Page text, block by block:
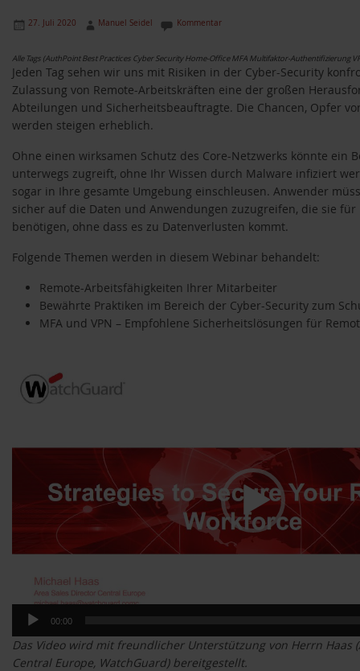
27. Juli 2020 Manuel Seidel Kommentar
Alle Tags (AuthPoint Best Practices Cyber Security Home-Office MFA Multifaktor-Authentifizierung
Jeden Tag sehen wir uns mit Risiken in der Cyber-Security
Zulassung von Remote-Arbeitskräften eine der großen
Abteilungen und Sicherheitsbeauftragte. Die Chancen, Opfer
werden steigen erheblich.
Ohne einen wirksamen Schutz des Core-Netzwerks könnte ein
unterwegs zugreift, ohne Ihr Wissen durch Malware infiziert
sogar in Ihre gesamte Umgebung einschleusen. Anwender
sicher auf die Daten und Anwendungen zuzugreifen, die sie
benötigen, ohne dass es zu Datenverlusten kommt.
Folgende Themen werden in diesem Webinar behandelt:
Remote-Arbeitsfähigkeiten Ihrer Mitarbeiter
Bewährte Praktiken im Bereich der Cyber-Security zum
MFA und VPN – Empfohlene Sicherheitslösungen für
Video-
Player
00:00
Das Video wird mit freundlicher Unterstützung von Herrn Haas
Central Europe, WatchGuard) bereitgestellt.